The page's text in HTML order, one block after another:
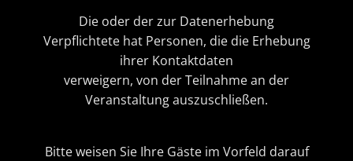
Die oder der zur Datenerhebung
Verpflichtete hat Personen, die die Erhebung
ihrer Kontaktdaten
verweigern, von der Teilnahme an der
Veranstaltung auszuschließen.
Bitte weisen Sie Ihre Gäste im Vorfeld darauf